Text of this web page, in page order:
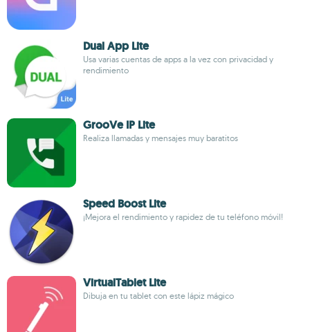
Dual App Lite
Usa varias cuentas de apps a la vez con privacidad y
rendimiento
GrooVe IP Lite
Realiza llamadas y mensajes muy baratitos
Speed ​​Boost Lite
¡Mejora el rendimiento y rapidez de tu teléfono móvil!
VirtualTablet Lite
Dibuja en tu tablet con este lápiz mágico